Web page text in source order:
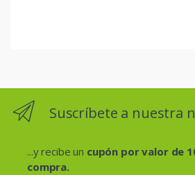
Suscríbete a nuestra
...y recibe un cupón por valor de
compra.